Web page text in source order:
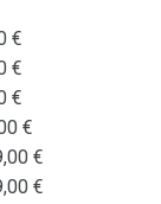
€
€
€
€
€
€